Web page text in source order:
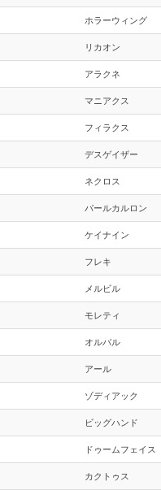
ホラーウィング
リカオン
アラクネ
マニアクス
フィラクス
デスゲイザー
ネクロス
バールカルロン
ケイナイン
フレキ
メルビル
モレティ
オルバル
アール
ゾディアック
ビッグハンド
ドゥームフェイス
カクトゥス